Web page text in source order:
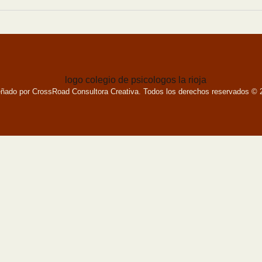
por CrossRoad Consultora Creativa. Todos los derechos reservados ©